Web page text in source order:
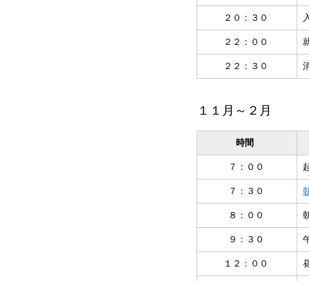
２０：３０
２２：００
２２：３０
１１月～２月
時間
７：００
７：３０
８：００
９：３０
１２：００